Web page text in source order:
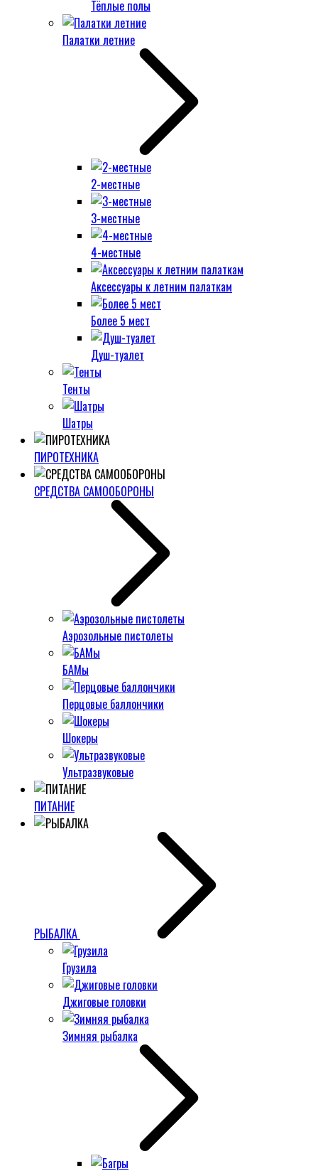
Тёплые полы
Палатки летние
2-местные
3-местные
4-местные
Аксессуары к летним палаткам
Более 5 мест
Душ-туалет
Тенты
Шатры
ПИРОТЕХНИКА
СРЕДСТВА САМООБОРОНЫ
Аэрозольные пистолеты
БАМы
Перцовые баллончики
Шокеры
Ультразвуковые
ПИТАНИЕ
РЫБАЛКА
Грузила
Джиговые головки
Зимняя рыбалка